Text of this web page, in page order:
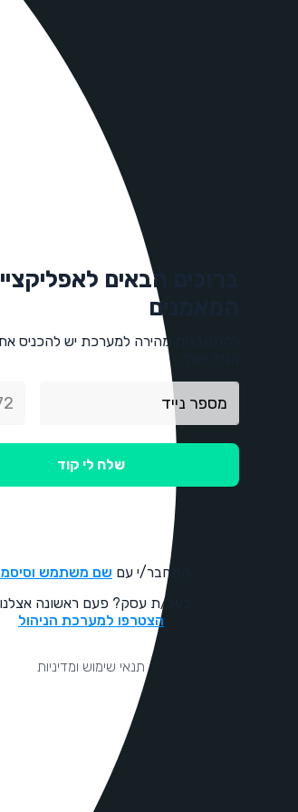
ברוכים הבאים
המאמנים
להתחברות מהירה למערכת יש להכניס
שלח לי קוד
התחבר/י עם שם משתמש
בעל/ת עסק? פעם ראשונה
הצטרפו למערכת הניהול
תנאי שימוש ומדיניות